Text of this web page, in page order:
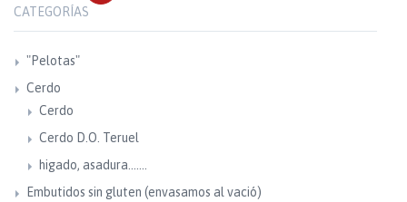
CATEGORÍAS
"Pelotas"
Cerdo
Cerdo
Cerdo D.O. Teruel
higado, asadura.......
Embutidos sin gluten (envasamos al vació)